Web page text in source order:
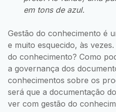
em tons de azul.
Gestão do conhecimento é
e muito esquecido, às
do conhecimento? Como
a governança dos
conhecimentos sobre os
será que a documentação
ver com gestão do